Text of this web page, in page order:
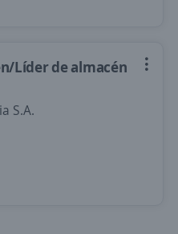
Líder de almacén
S.A.